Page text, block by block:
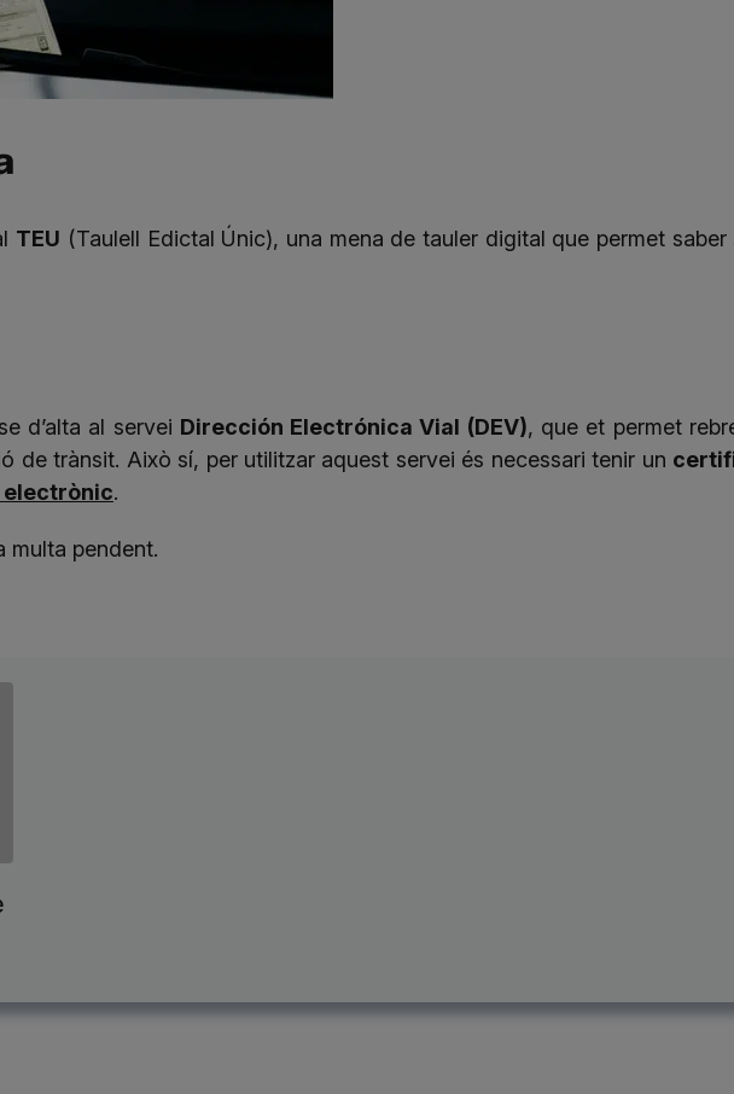
TEU (Taulell Edictal Únic), una mena de tauler digital que permet saber
d’alta al servei Dirección Electrónica Vial (DEV), que et permet
trànsit. Això sí, per utilitzar aquest servei és necessari tenir un
electrònic.
multa pendent.